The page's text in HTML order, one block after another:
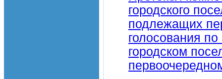
городского
подлежащих
голосования
городском